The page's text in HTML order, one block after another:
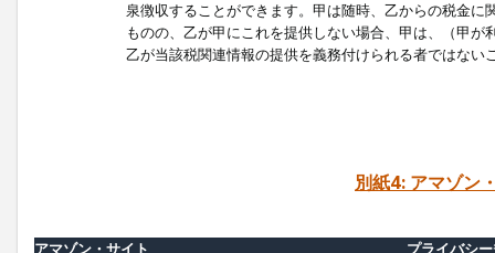
泉徴収することができます。甲は随時、乙からの税金
ものの、乙が甲にこれを提供しない場合、甲は、（甲
乙が当該税関連情報の提供を義務付けられる者ではな
別紙4: アマゾン
アマゾン・サイト
プライバシ